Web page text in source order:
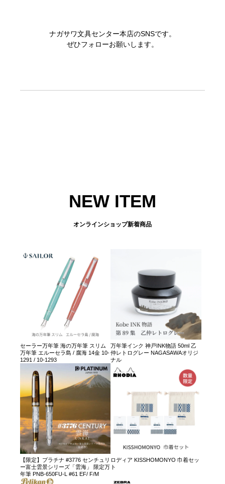
ナガサワ文具センター本店のSNSです。
ぜひフォローお願いします。
NEW ITEM
オンラインショップ新着商品
セーラー万年筆 海の万年筆 スリム
万年筆 エルーセラ島 / 腐海 14金 10-
1291 / 10-1293
万年筆インク 神戸INK物語 50ml 乙
仲レトログレー NAGASAWAオリジ
ナル
【限定】プラチナ #3776 センチュリ
ー富士雲景シリーズ「雲海」 限定万
年筆 PNB-650FU-L #61 EF/ F/M
ロディア KISSHOMONYO 巾着セッ
ト